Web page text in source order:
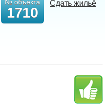
Сдать жильё
№ объекта
1710